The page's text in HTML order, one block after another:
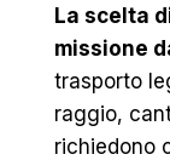
La scelta
missione
trasporto
raggio,
richiedono